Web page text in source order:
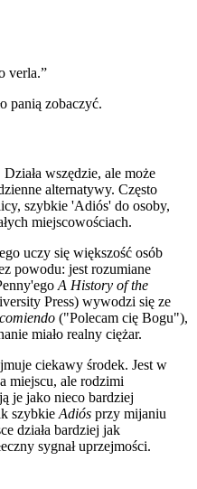
verla.”
panią zobaczyć.
wszędzie, ale może
alternatywy. Często
szybkie 'Adiós' do osoby,
miejscowościach.
uczy się większość osób
powodu: jest rozumiane
A History of the
Press) wywodzi się ze
("Polecam cię Bogu"),
miało realny ciężar.
ciekawy środek. Jest w
miejscu, ale rodzimi
je jako nieco bardziej
szybkie Adiós przy mijaniu
działa bardziej jak
sygnał uprzejmości.